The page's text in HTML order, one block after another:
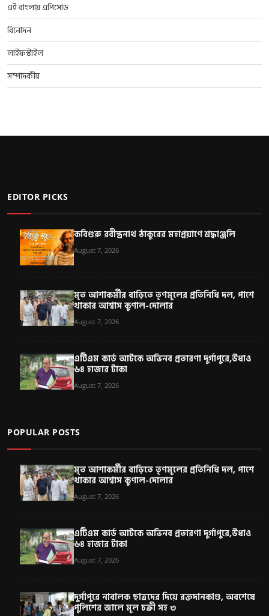
এই বাংলায় এপিসোড
বিনোদন
লাইফস্টাইল
সম্পাদকীয়
EDITOR PICKS
কবিগুরু রবীন্দ্রনাথ ঠাকুরের মহাপ্রয়াণে শ্রদ্ধাঞ্জলি
August 7, 2026
মৃত আশাকর্মীর বাড়িতে তৃণমূলের প্রতিনিধি দল, পাশে
থাকার আশ্বাস কুণাল-দোলার
August 7, 2026
এটিএম কার্ড আটকে অভিনব প্রতারণা দুর্গাপুরে,উধাও
৬৪ হাজার টাকা
August 7, 2026
POPULAR POSTS
মৃত আশাকর্মীর বাড়িতে তৃণমূলের প্রতিনিধি দল, পাশে
থাকার আশ্বাস কুণাল-দোলার
August 7, 2026
এটিএম কার্ড আটকে অভিনব প্রতারণা দুর্গাপুরে,উধাও
৬৪ হাজার টাকা
August 7, 2026
দুর্গাপুরে নাবালক ছাত্রদের দিয়ে রক্তদানকাণ্ড, অবশেষে
পুলিশের জালে মূল চক্রী সহ ৩